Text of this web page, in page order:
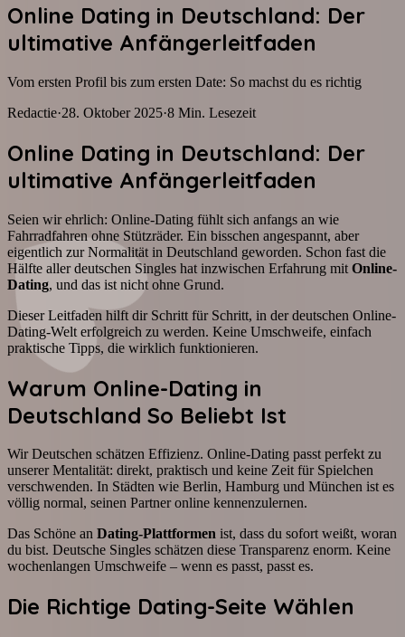
Online Dating in Deutschland: Der
ultimative Anfängerleitfaden
Vom ersten Profil bis zum ersten Date: So machst du es richtig
Redactie·28. Oktober 2025·8 Min. Lesezeit
Online Dating in Deutschland: Der
ultimative Anfängerleitfaden
Seien wir ehrlich: Online-Dating fühlt sich anfangs an wie
Fahrradfahren ohne Stützräder. Ein bisschen angespannt, aber
eigentlich zur Normalität in Deutschland geworden. Schon fast die
Hälfte aller deutschen Singles hat inzwischen Erfahrung mit Online-
Dating, und das ist nicht ohne Grund.
Dieser Leitfaden hilft dir Schritt für Schritt, in der deutschen Online-
Dating-Welt erfolgreich zu werden. Keine Umschweife, einfach
praktische Tipps, die wirklich funktionieren.
Warum Online-Dating in
Deutschland So Beliebt Ist
Wir Deutschen schätzen Effizienz. Online-Dating passt perfekt zu
unserer Mentalität: direkt, praktisch und keine Zeit für Spielchen
verschwenden. In Städten wie Berlin, Hamburg und München ist es
völlig normal, seinen Partner online kennenzulernen.
Das Schöne an Dating-Plattformen ist, dass du sofort weißt, woran
du bist. Deutsche Singles schätzen diese Transparenz enorm. Keine
wochenlangen Umschweife – wenn es passt, passt es.
Die Richtige Dating-Seite Wählen